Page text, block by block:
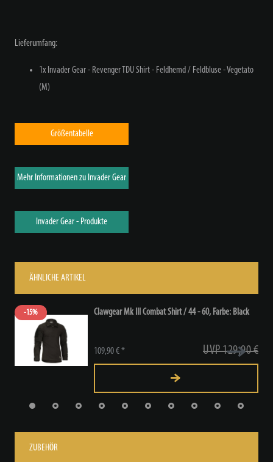
Lieferumfang:
1x Invader Gear - Revenger TDU Shirt - Feldhemd / Feldbluse - Vegetato
(M)
Größentabelle
Mehr Informationen zu Invader Gear
Invader Gear - Produkte
ÄHNLICHE ARTIKEL
-15% Clawgear Mk III Combat Shirt / 44 - 60, Farbe: Black
UVP 129,90 €
109,90 € *
ZUBEHÖR